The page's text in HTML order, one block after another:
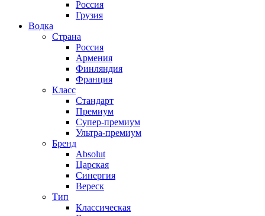
Россия
Грузия
Водка
Страна
Россия
Армения
Финляндия
Франция
Класс
Стандарт
Премиум
Супер-премиум
Ультра-премиум
Бренд
Absolut
Царская
Синергия
Вереск
Тип
Классическая